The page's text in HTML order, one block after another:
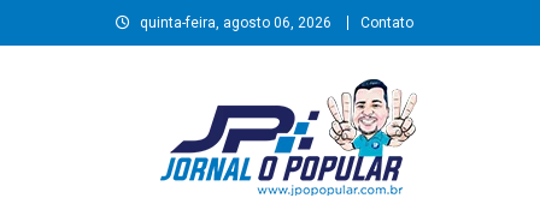
to
quinta-feira, agosto 06, 2026 Contato